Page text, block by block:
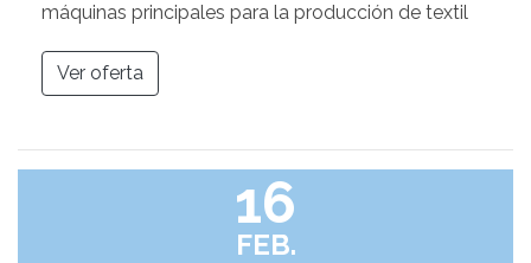
máquinas principales para la producción de textil
Ver oferta
16
FEB.